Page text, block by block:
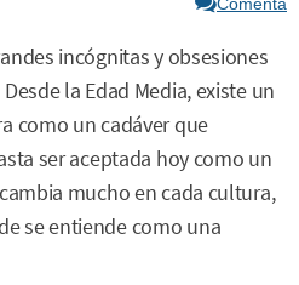
incógnitas y obsesiones
la Edad Media, existe un
como un cadáver que
ser aceptada hoy como un
mucho en cada cultura,
se entiende como una